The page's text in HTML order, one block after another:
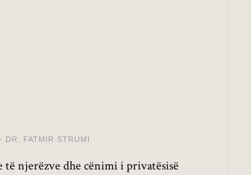
DR. FATMIR STRUMI
njerëzve dhe cënimi i privatësisë